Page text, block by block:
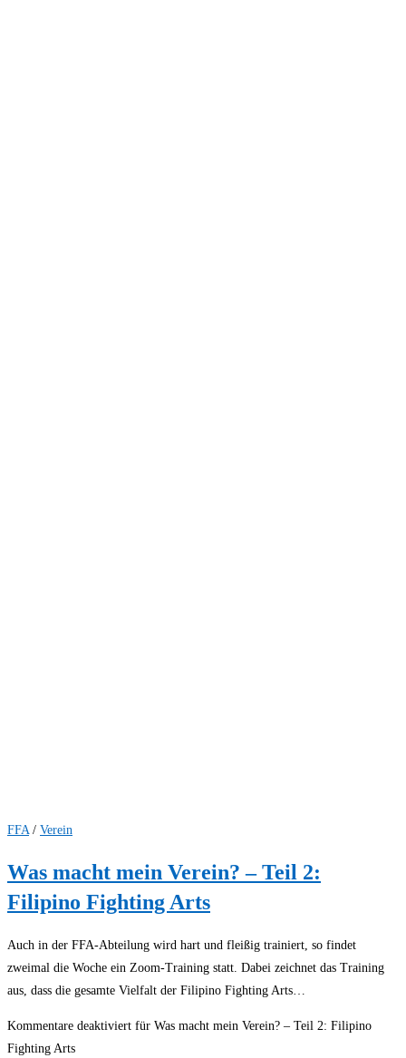
FFA / Verein
Was macht mein Verein? – Teil 2:
Filipino Fighting Arts
Auch in der FFA-Abteilung wird hart und fleißig trainiert, so findet
zweimal die Woche ein Zoom-Training statt. Dabei zeichnet das Training
aus, dass die gesamte Vielfalt der Filipino Fighting Arts…
Kommentare deaktiviert für Was macht mein Verein? – Teil 2: Filipino
Fighting Arts